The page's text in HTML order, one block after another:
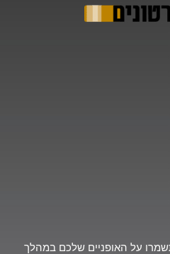
על האופניים שלכם במהלך